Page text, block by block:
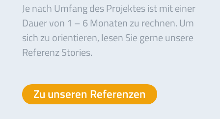
Je nach Umfang des Projektes ist mit einer
Dauer von 1 – 6 Monaten zu rechnen. Um
sich zu orientieren, lesen Sie gerne unsere
Referenz Stories.
Zu unseren Referenzen